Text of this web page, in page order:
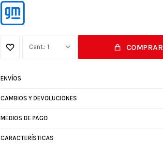
1 COMPRAR
ENVÍOS
CAMBIOS Y DEVOLUCIONES
MEDIOS DE PAGO
CARACTERÍSTICAS